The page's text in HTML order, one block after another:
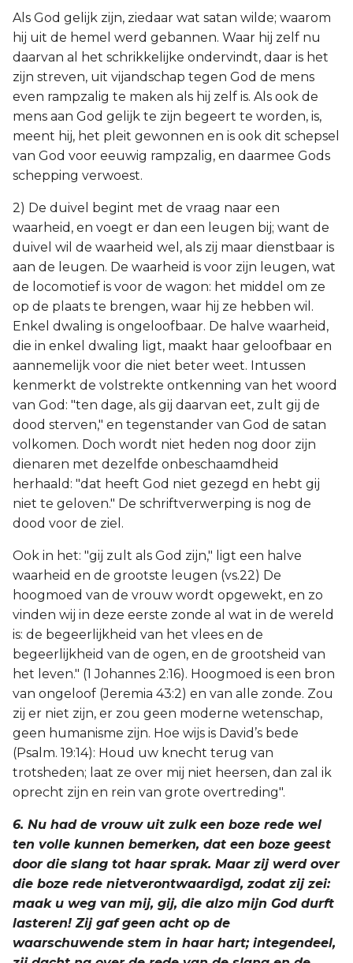
Als God gelijk zijn, ziedaar wat satan wilde; waarom
hij uit de hemel werd gebannen. Waar hij zelf nu
daarvan al het schrikkelijke ondervindt, daar is het
zijn streven, uit vijandschap tegen God de mens
even rampzalig te maken als hij zelf is. Als ook de
mens aan God gelijk te zijn begeert te worden, is,
meent hij, het pleit gewonnen en is ook dit schepsel
van God voor eeuwig rampzalig, en daarmee Gods
schepping verwoest.
2) De duivel begint met de vraag naar een
waarheid, en voegt er dan een leugen bij; want de
duivel wil de waarheid wel, als zij maar dienstbaar is
aan de leugen. De waarheid is voor zijn leugen, wat
de locomotief is voor de wagon: het middel om ze
op de plaats te brengen, waar hij ze hebben wil.
Enkel dwaling is ongeloofbaar. De halve waarheid,
die in enkel dwaling ligt, maakt haar geloofbaar en
aannemelijk voor die niet beter weet. Intussen
kenmerkt de volstrekte ontkenning van het woord
van God: "ten dage, als gij daarvan eet, zult gij de
dood sterven," en tegenstander van God de satan
volkomen. Doch wordt niet heden nog door zijn
dienaren met dezelfde onbeschaamdheid
herhaald: "dat heeft God niet gezegd en hebt gij
niet te geloven." De schriftverwerping is nog de
dood voor de ziel.
Ook in het: "gij zult als God zijn," ligt een halve
waarheid en de grootste leugen (vs.22) De
hoogmoed van de vrouw wordt opgewekt, en zo
vinden wij in deze eerste zonde al wat in de wereld
is: de begeerlijkheid van het vlees en de
begeerlijkheid van de ogen, en de grootsheid van
het leven." (1 Johannes 2:16). Hoogmoed is een bron
van ongeloof (Jeremia 43:2) en van alle zonde. Zou
zij er niet zijn, er zou geen moderne wetenschap,
geen humanisme zijn. Hoe wijs is David’s bede
(Psalm. 19:14): Houd uw knecht terug van
trotsheden; laat ze over mij niet heersen, dan zal ik
oprecht zijn en rein van grote overtreding".
6. Nu had de vrouw uit zulk een boze rede wel
ten volle kunnen bemerken, dat een boze geest
door die slang tot haar sprak. Maar zij werd over
die boze rede nietverontwaardigd, zodat zij zei:
maak u weg van mij, gij, die alzo mijn God durft
lasteren! Zij gaf geen acht op de
waarschuwende stem in haar hart; integendeel,